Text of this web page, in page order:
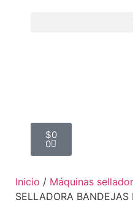
$0
0
Inicio / Máquinas
SELLADORA BANDEJAS